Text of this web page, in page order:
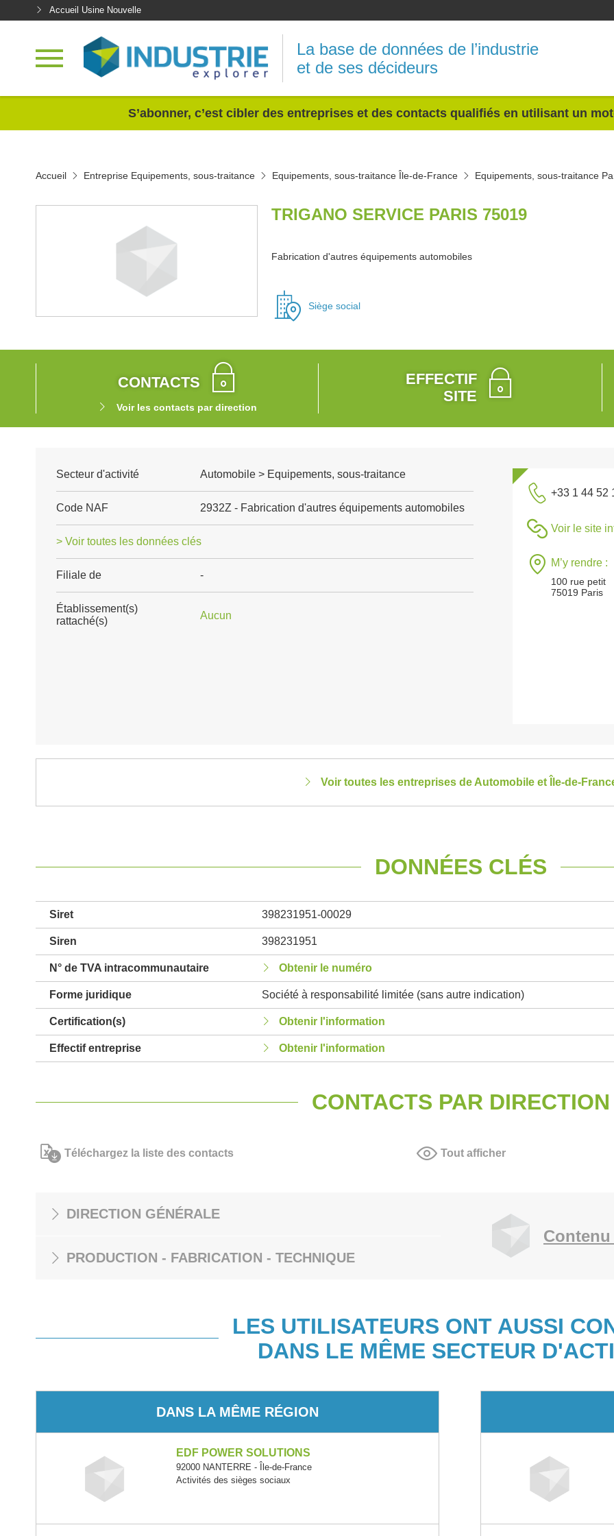
Accueil Usine Nouvelle
La base de données de l’industrie
et de ses décideurs
S’abonner, c’est cibler des entreprises et des contacts qualifiés en utilisant un
Accueil Entreprise Equipements, sous-traitance Equipements, sous-traitance Île-de-France Equipements, sous-traitance
TRIGANO SERVICE PARIS 75019
Fabrication d'autres équipements automobiles
Siège social
CONTACTS
Voir les contacts par direction
EFFECTIF
SITE
Secteur d'activité Automobile > Equipements, sous-traitance
Code NAF 2932Z - Fabrication d'autres équipements automobiles
> Voir toutes les données clés
Filiale de -
Établissement(s)
rattaché(s)
Aucun
+33 1 44 52
Voir le site
M’y rendre :
100 rue petit
75019 Paris
Voir toutes les entreprises de Automobile et Île-de-
DONNÉES CLÉS
Siret 398231951-00029
Siren 398231951
N° de TVA intracommunautaire Obtenir le numéro
Forme juridique Société à responsabilité limitée (sans autre indication)
Certification(s) Obtenir l'information
Effectif entreprise Obtenir l'information
CONTACTS PAR DIRECTION
Téléchargez la liste des contacts Tout afficher
DIRECTION GÉNÉRALE
PRODUCTION - FABRICATION - TECHNIQUE
LES UTILISATEURS ONT AUSSI
DANS LE MÊME SECTEUR
DANS LA MÊME RÉGION
EDF POWER SOLUTIONS
92000 NANTERRE - Île-de-France
Activités des sièges sociaux